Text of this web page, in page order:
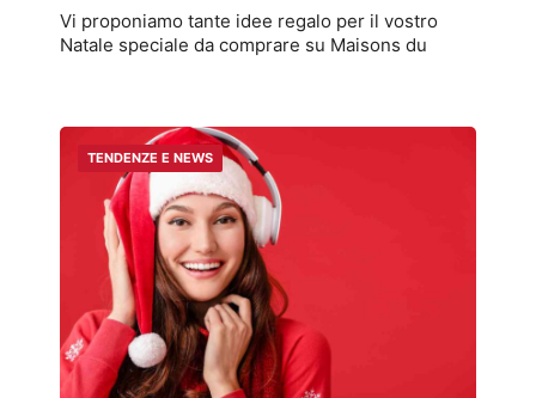
Vi proponiamo tante idee regalo per il vostro
Natale speciale da comprare su Maisons du
TENDENZE E NEWS